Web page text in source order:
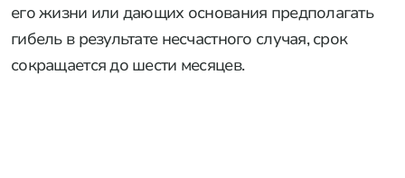
его жизни или дающих основания предполагать
гибель в результате несчастного случая, срок
сокращается до шести месяцев.